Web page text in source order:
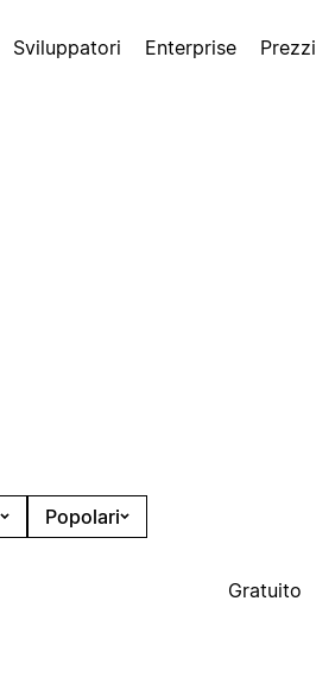
Sviluppatori Enterprise Prezzi
Popolari
Gratuito